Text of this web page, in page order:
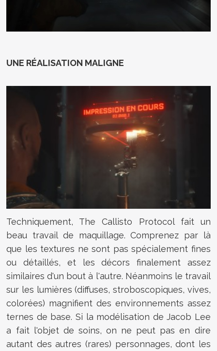
UNE RÉALISATION MALIGNE
Techniquement, The Callisto Protocol fait un
beau travail de maquillage. Comprenez par là
que les textures ne sont pas spécialement fines
ou détaillés, et les décors finalement assez
similaires d'un bout à l'autre. Néanmoins le travail
sur les lumières (diffuses, stroboscopiques, vives,
colorées) magnifient des environnements assez
ternes de base. Si la modélisation de Jacob Lee
a fait l'objet de soins, on ne peut pas en dire
autant des autres (rares) personnages, dont les